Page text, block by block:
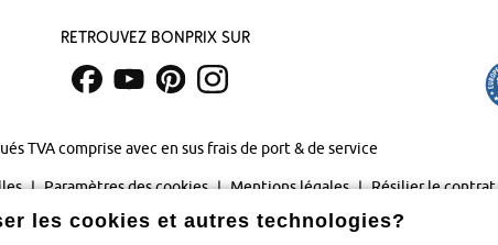
Retrouvez bonprix sur
TVA comprise avec en sus frais de port & de service
Paramètres des cookies Mentions légales Résilier le contrat
©2026 bonprix.Tous droits réservés.
les cookies et autres technologies?